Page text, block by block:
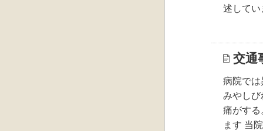
述してい
交通
病院では
みやしび
痛がする
ます 当